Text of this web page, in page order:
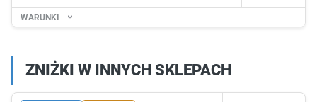
WARUNKI
ZNIŻKI W INNYCH SKLEPACH